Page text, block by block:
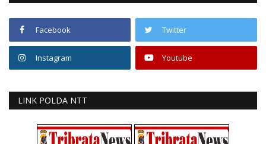
Facebook Twitter
Instagram Youtube
LINK POLDA NTT